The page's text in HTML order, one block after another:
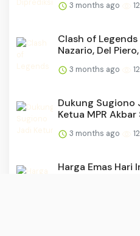
3 months ago
Clash of
Nazario, Del Piero,
3 months ago
Dukung Sugiono
Ketua MPR Akbar
3 months ago
Harga Emas Hari